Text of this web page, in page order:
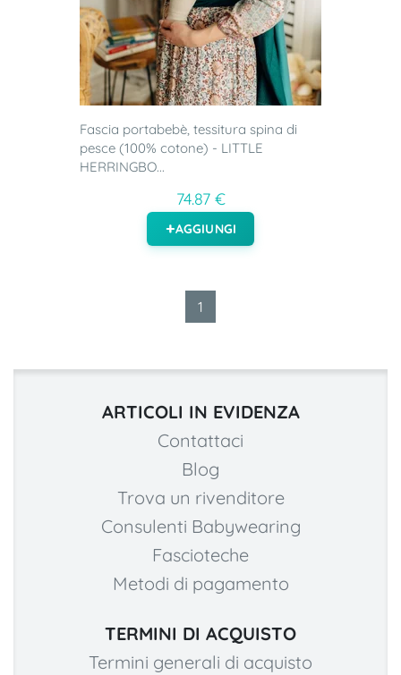
Fascia portabebè, tessitura spina di
pesce (100% cotone) - LITTLE
HERRINGBO...
74.87 €
AGGIUNGI
1
ARTICOLI IN EVIDENZA
Contattaci
Blog
Trova un rivenditore
Consulenti Babywearing
Fascioteche
Metodi di pagamento
TERMINI DI ACQUISTO
Termini generali di acquisto